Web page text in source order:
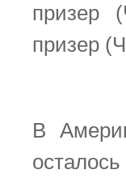
призер
призер
В